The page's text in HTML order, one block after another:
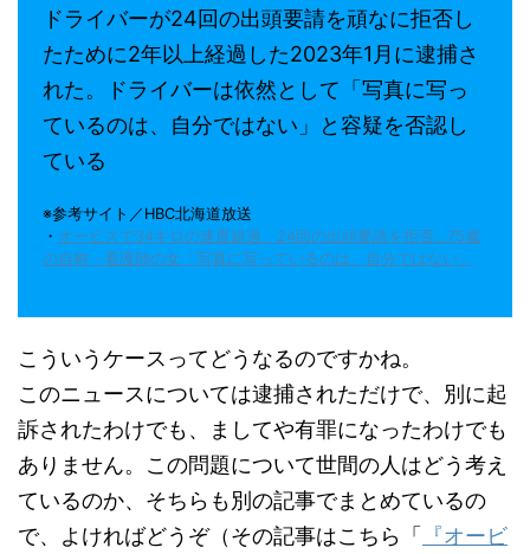
ドライバーが24回の出頭要請を頑なに拒否し
たために2年以上経過した2023年1月に逮捕さ
れた。ドライバーは依然として「写真に写っ
ているのは、自分ではない」と容疑を否認し
ている
※参考サイト／HBC北海道放送
・ オービスで34キロの速度超過、24回の出頭要請を拒否…75歳
の自称・看護師の女「写真に写っているのは、自分ではない」
こういうケースってどうなるのですかね。
このニュースについては逮捕されただけで、別に起
訴されたわけでも、ましてや有罪になったわけでも
ありません。この問題について世間の人はどう考え
ているのか、そちらも別の記事でまとめているの
で、よければどうぞ（その記事はこちら「
『オービ